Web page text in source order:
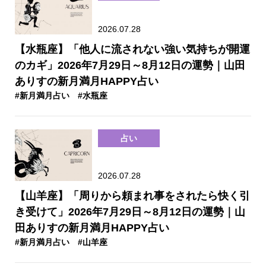
2026.07.28
【水瓶座】「他人に流されない強い気持ちが開運
のカギ」2026年7月29日～8月12日の運勢｜山田
ありすの新月満月HAPPY占い
#新月満月占い #水瓶座
占い
2026.07.28
【山羊座】「周りから頼まれ事をされたら快く引
き受けて」2026年7月29日～8月12日の運勢｜山
田ありすの新月満月HAPPY占い
#新月満月占い #山羊座